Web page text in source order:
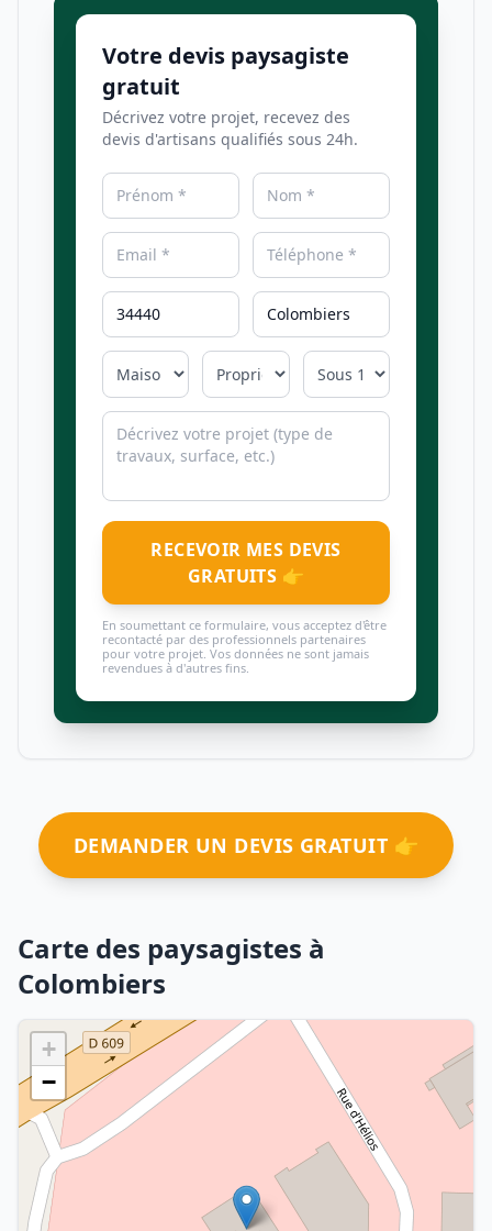
Votre devis paysagiste
gratuit
Décrivez votre projet, recevez des
devis d'artisans qualifiés sous 24h.
RECEVOIR MES DEVIS
GRATUITS 👉
En soumettant ce formulaire, vous acceptez d'être
recontacté par des professionnels partenaires
pour votre projet. Vos données ne sont jamais
revendues à d'autres fins.
DEMANDER UN DEVIS GRATUIT 👉
Carte des paysagistes à
Colombiers
+
−